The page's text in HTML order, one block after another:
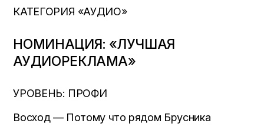
КАТЕГОРИЯ «АУДИО»
НОМИНАЦИЯ: «ЛУЧШАЯ
АУДИОРЕКЛАМА»
УРОВЕНЬ: ПРОФИ
Восход — Потому что рядом Брусника